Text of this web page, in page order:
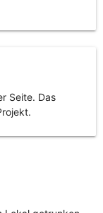
Seite. Das